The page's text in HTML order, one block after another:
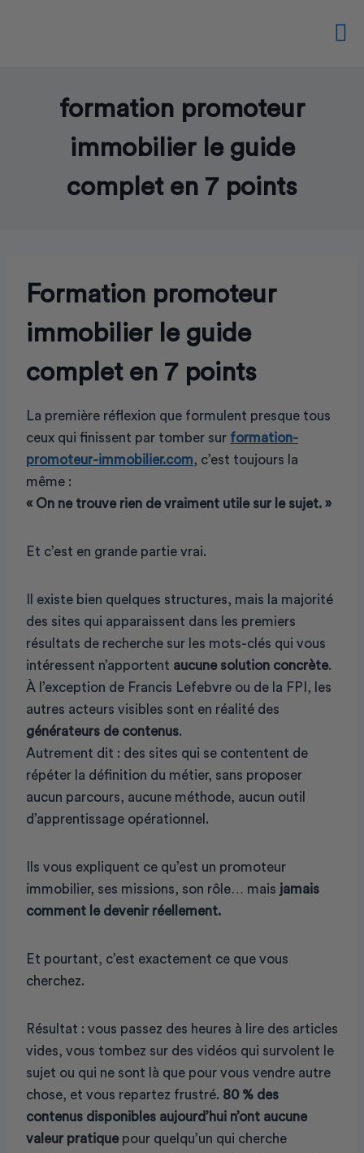
formation promoteur
immobilier le guide
complet en 7 points
Formation promoteur
immobilier le guide
complet en 7 points
La première réflexion que formulent presque tous
ceux qui finissent par tomber sur formation-
promoteur-immobilier.com, c’est toujours la
même :
« On ne trouve rien de vraiment utile sur le sujet. »
Et c’est en grande partie vrai.
Il existe bien quelques structures, mais la majorité
des sites qui apparaissent dans les premiers
résultats de recherche sur les mots-clés qui vous
intéressent n’apportent aucune solution concrète.
À l’exception de Francis Lefebvre ou de la FPI, les
autres acteurs visibles sont en réalité des
générateurs de contenus.
Autrement dit : des sites qui se contentent de
répéter la définition du métier, sans proposer
aucun parcours, aucune méthode, aucun outil
d’apprentissage opérationnel.
Ils vous expliquent ce qu’est un promoteur
immobilier, ses missions, son rôle… mais jamais
comment le devenir réellement.
Et pourtant, c’est exactement ce que vous
cherchez.
Résultat : vous passez des heures à lire des articles
vides, vous tombez sur des vidéos qui survolent le
sujet ou qui ne sont là que pour vous vendre autre
chose, et vous repartez frustré. 80 % des
contenus disponibles aujourd’hui n’ont aucune
valeur pratiquepour quelqu’un qui cherche